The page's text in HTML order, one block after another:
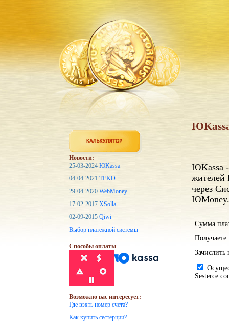
ЮKassa -
жителей
через
ЮMoney.
Сумма
Получаете:
Зачислить
Новости:
25-03-2024 ЮKassa
04-04-2021 TEKO
29-04-2020 WebMoney
17-02-2017 XSolla
02-09-2015 Qiwi
Выбор платежной системы
Способы оплаты
Возможно вас интересует:
Где взять номер счета?
Как купить сестерции?